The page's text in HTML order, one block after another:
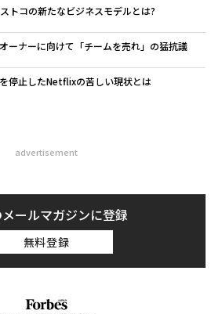
トコの新たなビジネスモデルとは?
ーナーに向けて「チームを売れ」の猛抗議
停止したNetflixの苦しい現状とは
advertisement
ールマガジンに登録
無料登録